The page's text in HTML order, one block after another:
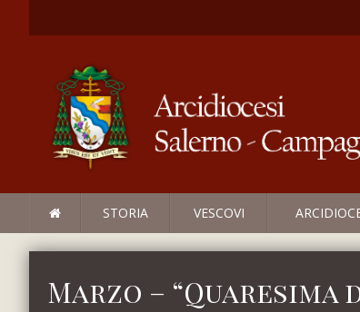
STORIA VESCOVI
Marzo – “Quaresima